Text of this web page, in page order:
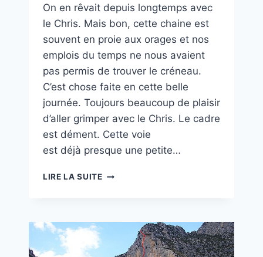
On en rêvait depuis longtemps avec
le Chris. Mais bon, cette chaine est
souvent en proie aux orages et nos
emplois du temps ne nous avaient
pas permis de trouver le créneau.
C’est chose faite en cette belle
journée. Toujours beaucoup de plaisir
d’aller grimper avec le Chris. Le cadre
est dément. Cette voie
est déjà presque une petite…
LIRE LA SUITEBÉTELGEUSE